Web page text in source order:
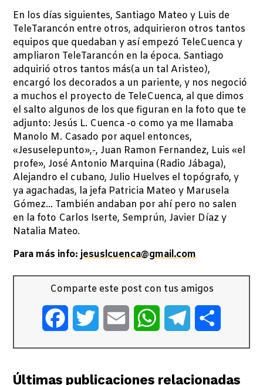
En los días siguientes, Santiago Mateo y Luis de
TeleTarancón entre otros, adquirieron otros tantos
equipos que quedaban y así empezó TeleCuenca y
ampliaron TeleTarancón en la época. Santiago
adquirió otros tantos más(a un tal Aristeo),
encargó los decorados a un pariente, y nos negoció
a muchos el proyecto de TeleCuenca, al que dimos
el salto algunos de los que figuran en la foto que te
adjunto: Jesús L. Cuenca -o como ya me llamaba
Manolo M. Casado por aquel entonces,
«Jesuselepunto»,-, Juan Ramon Fernandez, Luis «el
profe», José Antonio Marquina (Radio Jábaga),
Alejandro el cubano, Julio Huelves el topógrafo, y
ya agachadas, la jefa Patricia Mateo y Marusela
Gómez… También andaban por ahí pero no salen
en la foto Carlos Iserte, Semprún, Javier Díaz y
Natalia Mateo.
Para más info: jesuslcuenca@gmail.com
Comparte este post con tus amigos
FacebookTwitter Email WhatsAppTelegram
Últimas publicaciones relacionadas